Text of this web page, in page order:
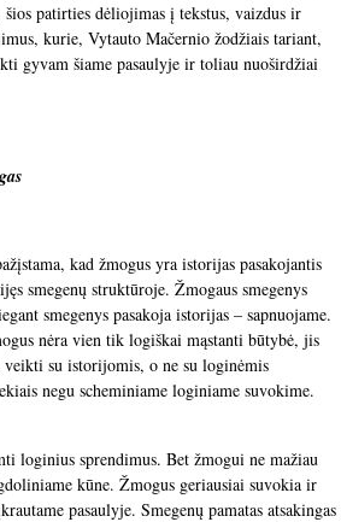
patirties dėliojimas į tekstus, vaizdus ir
kurie, Vytauto Mačernio žodžiais tariant,
gyvam šiame pasaulyje ir toliau nuoširdžiai
kad žmogus yra istorijas pasakojantis
smegenų struktūroje. Žmogaus smegenys
smegenys pasakoja istorijas – sapnuojame.
nėra vien tik logiškai mąstanti būtybė, jis
su istorijomis, o ne su loginėmis
negu scheminiame loginiame suvokime.
loginius sprendimus. Bet žmogui ne mažiau
kūne. Žmogus geriausiai suvokia ir
pasaulyje. Smegenų pamatas atsakingas